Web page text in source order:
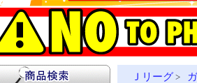
Ｊリーグ >